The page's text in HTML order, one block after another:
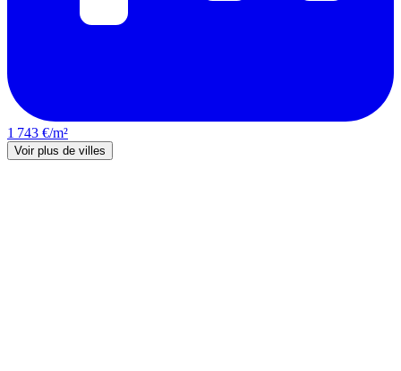
1 743 €/m²
Voir plus de villes